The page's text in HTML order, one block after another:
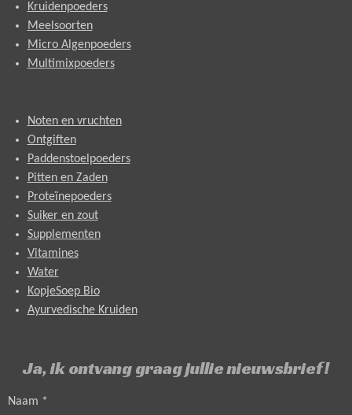
Kruidenpoeders
Meelsoorten
Micro Algenpoeders
Multimixpoeders
Noten en vruchten
Ontgiften
Paddenstoelpoeders
Pitten en Zaden
Proteïnepoeders
Suiker en zout
Supplementen
Vitamines
Water
KopjeSoep Bio
Ayurvedische Kruiden
Ja, ik ontvang graag jullie nieuwsbrief!
Naam *